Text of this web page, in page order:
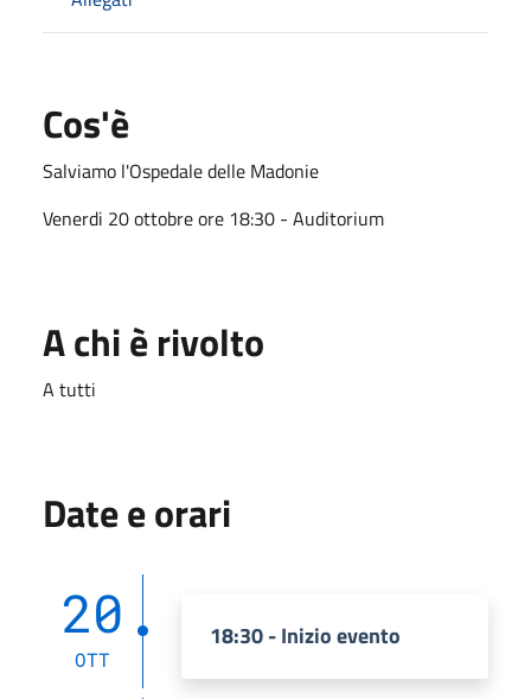
Cos'è
Salviamo l'Ospedale delle Madonie
Venerdi 20 ottobre ore 18:30 - Auditorium
A chi è rivolto
A tutti
Date e orari
20
OTT
18:30 - Inizio evento